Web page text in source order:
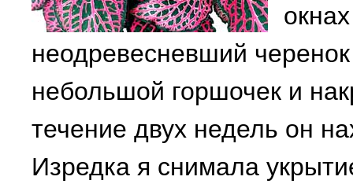
неодревесневший
небольшой горшочек и
течение двух недель он
Изредка я снимала